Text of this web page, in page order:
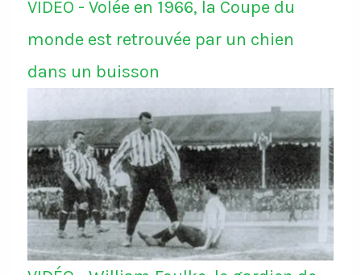
VIDÉO - Volée en 1966, la Coupe du
monde est retrouvée par un chien
dans un buisson